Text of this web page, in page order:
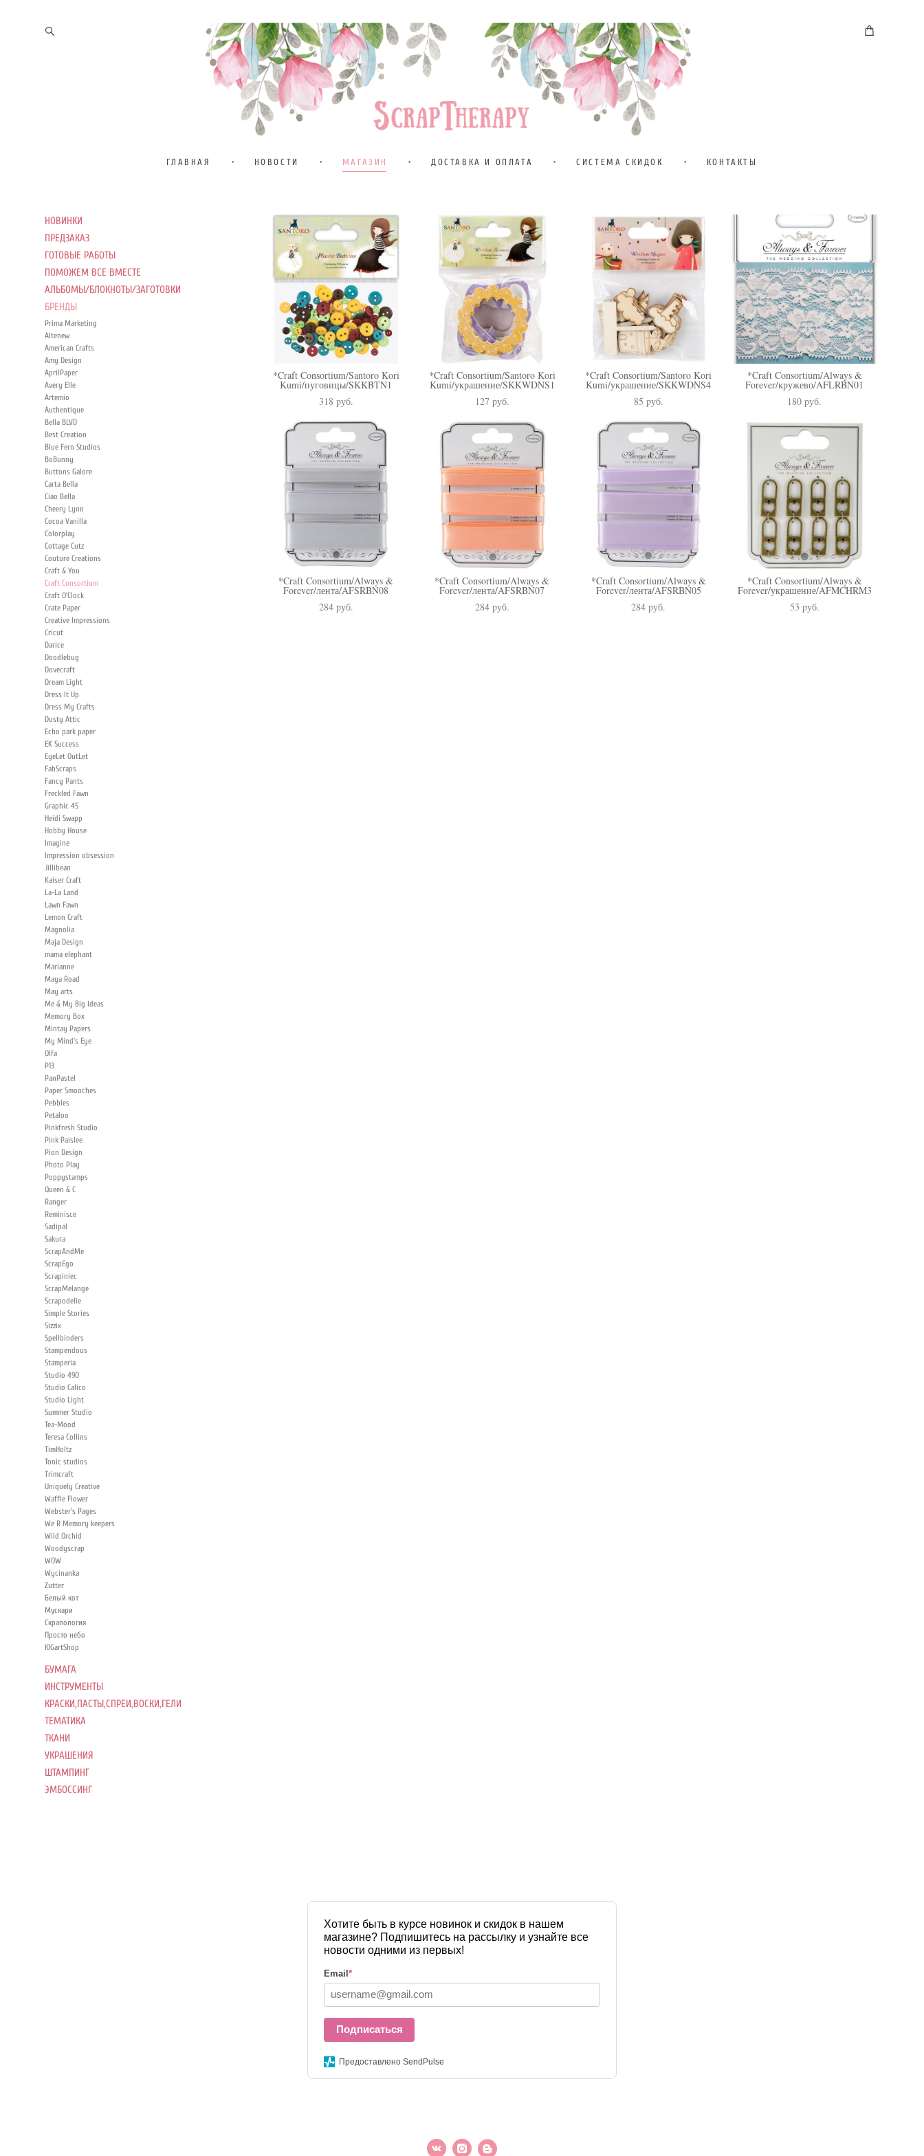
ГЛАВНАЯ • НОВОСТИ • МАГАЗИН • ДОСТАВКА И ОПЛАТА • СИСТЕМА СКИДОК • КОНТАКТЫ
НОВИНКИ
ПРЕДЗАКАЗ
ГОТОВЫЕ РАБОТЫ
ПОМОЖЕМ ВСЕ ВМЕСТЕ
АЛЬБОМЫ/БЛОКНОТЫ/ЗАГОТОВКИ
БРЕНДЫ
Prima Marketing
Altenew
American Crafts
Amy Design
AprilPaper
Avery Elle
Artemio
Authentique
Bella BLVD
Best Creation
Blue Fern Studios
BoBunny
Buttons Galore
Carta Bella
Ciao Bella
Cheery Lynn
Cocoa Vanilla
Colorplay
Cottage Cutz
Couture Creations
Craft & You
Craft Consortium
Craft O’Clock
Crate Paper
Creative Impressions
Cricut
Darice
Doodlebug
Dovecraft
Dream Light
Dress It Up
Dress My Crafts
Dusty Attic
Echo park paper
EK Success
EyeLet OutLet
FabScraps
Fancy Pants
Freckled Fawn
Graphic 45
Heidi Swapp
Hobby House
Imagine
Impression obsession
Jillibean
Kaiser Сraft
La-La Land
Lawn Fawn
Lemon Craft
Magnolia
Maja Design
mama elephant
Marianne
Maya Road
May arts
Me & My Big Ideas
Memory Box
Mintay Papers
My Mind's Eye
Olfa
P13
PanPastel
Paper Smooches
Pebbles
Petaloo
Pinkfresh Studio
Pink Paislee
Pion Design
Photo Play
Poppystamps
Queen & C
Ranger
Reminisce
Sadipal
Sakura
ScrapAndMe
ScrapEgo
Scrapiniec
ScrapMelange
Scrapodelie
Simple Stories
Sizzix
Spellbinders
Stampendous
Stamperia
Studio 490
Studio Calico
Studio Light
Summer Studio
Tea-Mood
Teresa Collins
TimHoltz
Tonic studios
Trimcraft
Uniquely Creative
Waffle Flower
Webster's Pages
We R Memory keepers
Wild Orchid
Woodyscrap
WOW
Wycinanka
Zutter
Белый кот
Мускари
Скрапология
Просто небо
ЮGartShop
БУМАГА
ИНСТРУМЕНТЫ
КРАСКИ,ПАСТЫ,СПРЕИ,ВОСКИ,ГЕЛИ
ТЕМАТИКА
ТКАНИ
УКРАШЕНИЯ
ШТАМПИНГ
ЭМБОССИНГ
*Craft Consortium/Santoro Kori
Kumi/пуговицы/SKKBTN1
318 pуб.
*Craft Consortium/Santoro Kori
Kumi/украшение/SKKWDNS1
127 pуб.
*Craft Consortium/Santoro Kori
Kumi/украшение/SKKWDNS4
85 pуб.
*Craft Consortium/Always &
Forever/кружево/AFLRBN01
180 pуб.
*Craft Consortium/Always &
Forever/лента/AFSRBN08
284 pуб.
*Craft Consortium/Always &
Forever/лента/AFSRBN07
284 pуб.
*Craft Consortium/Always &
Forever/лента/AFSRBN05
284 pуб.
*Craft Consortium/Always &
Forever/украшение/AFMCHRM3
53 pуб.
Хотите быть в курсе новинок и скидок в нашем
магазине? Подпишитесь на рассылку и узнайте все
новости одними из первых!
Email *
Подписаться
Предоставлено SendPulse